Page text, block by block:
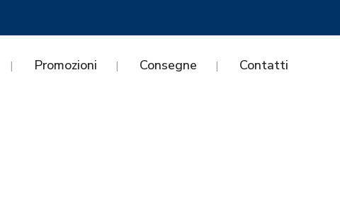
Promozioni Consegne Contatti